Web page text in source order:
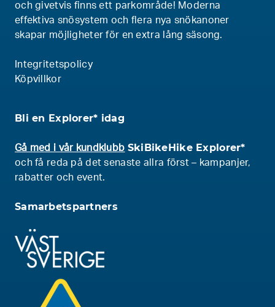
och givetvis finns ett parkområde! Moderna
effektiva snösystem och flera nya snökanoner
skapar möjligheter för en extra lång säsong.
Integritetspolicy
Köpvillkor
Bli en Explorer* idag
Gå med i vår kundklubb SkiBikeHike Explorer*
och få reda på det senaste allra först – kampanjer,
rabatter och event.
Samarbetspartners